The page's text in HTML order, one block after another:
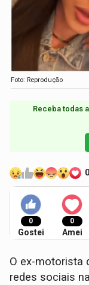
Foto: Reprodução
Receba todas
0
Gostei
0
Amei
O ex-motorista
redes sociais